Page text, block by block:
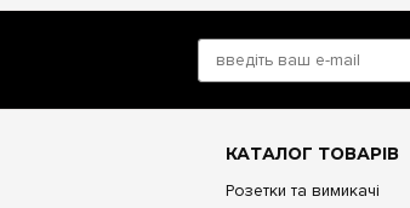
КАТАЛОГ ТОВАРІВ
Розетки та вимикачі